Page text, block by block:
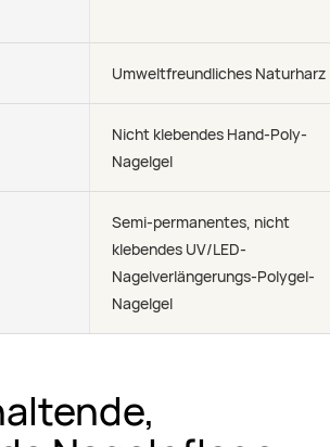
Umweltfreundliches Naturharz
Nicht klebendes Hand-Poly-
Nagelgel
Semi-permanentes, nicht
klebendes UV/LED-
Nagelverlängerungs-Polygel-
Nagelgel